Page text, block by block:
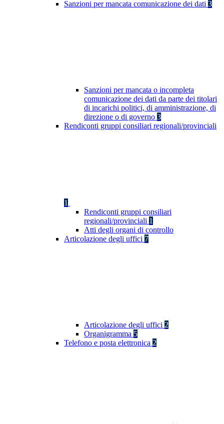
Sanzioni per mancata comunicazione dei dati 3
Sanzioni per mancata o incompleta
comunicazione dei dati da parte dei titolari
di incarichi politici, di amministrazione, di
direzione o di governo 3
Rendiconti gruppi consiliari regionali/provinciali
1
Rendiconti gruppi consiliari
regionali/provinciali 1
Atti degli organi di controllo
Articolazione degli uffici 7
Articolazione degli uffici 2
Organigramma 5
Telefono e posta elettronica 2